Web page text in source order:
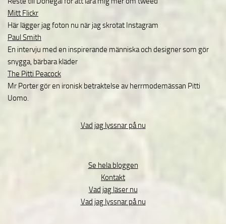
Mitt Flickr
Här lägger jag foton nu när jag skrotat Instagram
Paul Smith
En intervju med en inspirerande människa och designer som gör
snygga, bärbara kläder
The Pitti Peacock
Mr Porter gör en ironisk betraktelse av herrmodemässan Pitti
Uomo.
Vad jag lyssnar på nu
Se hela bloggen
Kontakt
Vad jag läser nu
Vad jag lyssnar på nu